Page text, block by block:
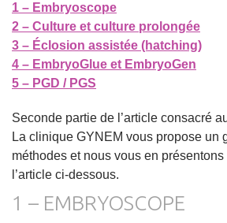
1 – Embryoscope
2 – Culture et culture prolongée
3 – Éclosion assistée (hatching)
4 – EmbryoGlue et EmbryoGen
5 – PGD / PGS
Seconde partie de l’article consacré
La clinique GYNEM vous propose un
méthodes et nous vous en
l’article ci-dessous.
1 – EMBRYOSCOPE